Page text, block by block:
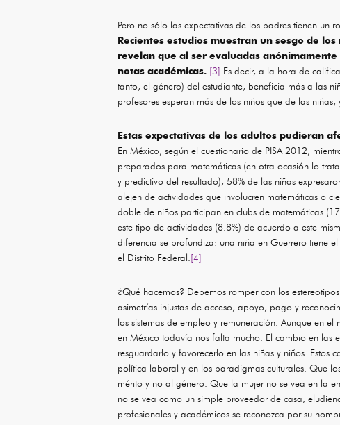
Pero no sólo las expectativas de los padres tienen un
Recientes estudios muestran un sesgo de
revelan que al ser evaluadas
notas académicas. [3] Es decir, a la hora de
tanto, el género) del estudiante, beneficia más a las
profesores esperan más de los niños que de las
Estas expectativas de los adultos pudieran
En México, según el cuestionario de PISA 2012,
preparados para matemáticas (en otra ocasión lo
y predictivo del resultado), 58% de las niñas
alejen de actividades que involucren matemáticas o
doble de niños participan en clubs de matemáticas
este tipo de actividades (8.8%) de acuerdo a este
diferencia se profundiza: una niña en Guerrero tiene
el Distrito Federal.[4]
¿Qué hacemos? Debemos romper con los
asimetrías injustas de acceso, apoyo, pago y
los sistemas de empleo y remuneración. Aunque en
en México todavía nos falta mucho. El cambio en las
resguardarlo y favorecerlo en las niñas y niños.
política laboral y en los paradigmas culturales. Que
mérito y no al género. Que la mujer no se vea en la
no se vea como un simple proveedor de casa,
profesionales y académicos se reconozca por su